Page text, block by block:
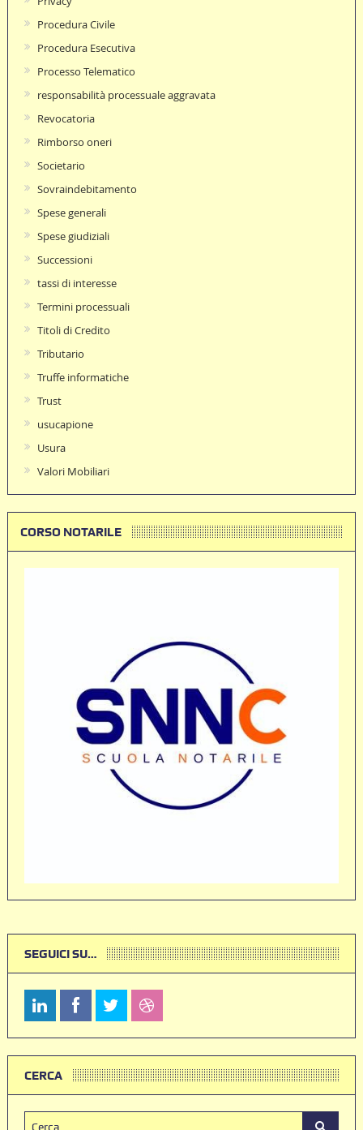
Procedura Civile
Procedura Esecutiva
Processo Telematico
responsabilità processuale aggravata
Revocatoria
Rimborso oneri
Societario
Sovraindebitamento
Spese generali
Spese giudiziali
Successioni
tassi di interesse
Termini processuali
Titoli di Credito
Tributario
Truffe informatiche
Trust
usucapione
Usura
Valori Mobiliari
CORSO NOTARILE
SEGUICI SU…
CERCA